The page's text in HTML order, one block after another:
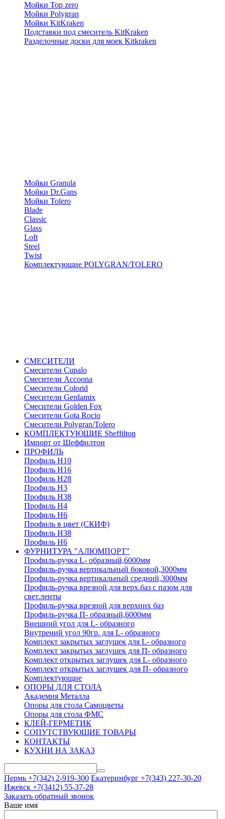
Мойки Top zero
Мойки Polygran
Мойки KitKraken
Подставки под смеситель KitKraken
Разделочные доски для моек Kitkraken
Мойки Granula
Мойки Dr.Gans
Мойки Tolero
Blade
Classic
Glass
Loft
Steel
Twist
Комплектующие POLYGRAN/TOLERO
СМЕСИТЕЛИ
Cмесители Cupalo
Смесители Accoona
Смесители Colorid
Смесители Gerdamix
Смесители Golden Fox
Смесители Gota Rocio
Смесители Polygran/Tolero
КОМПЛЕКТУЮЩИЕ Sheffilton
Импорт от Шеффилтон
ПРОФИЛЬ
Профиль H10
Профиль H16
Профиль H28
Профиль H3
Профиль H38
Профиль H4
Профиль H6
Профиль в цвет (СКИФ)
Профиль H38
Профиль H6
ФУРНИТУРА "АЛЮМПОРТ"
Профиль-ручка L- образный,6000мм
Профиль-ручка вертикальный боковой,3000мм
Профиль-ручка вертикальный средний,3000мм
Профиль-ручка врезной для верх.баз с пазом для
свет.ленты
Профиль-ручка врезной для верхних баз
Профиль-ручка П- образный,6000мм
Внешний угол для L- образного
Внутрений угол 90гр. для L- образного
Комплект закрытых заглушек для L- образного
Комплект закрытых заглушек для П- образного
Комплект открытых заглушек для L- образного
Комплект открытых заглушек для П- образного
Комплектующие
ОПОРЫ ДЛЯ СТОЛА
Академия Металла
Опоры для стола Самоцветы
Опоры для стола ФМС
КЛЕЙ-ГЕРМЕТИК
СОПУТСТВУЮЩИЕ ТОВАРЫ
КОНТАКТЫ
КУХНИ НА ЗАКАЗ
Пермь +7(342) 2-919-300 Екатеринбург +7(343) 227-30-20
Ижевск +7(3412) 55-37-28
Заказать обратный звонок
Ваше имя